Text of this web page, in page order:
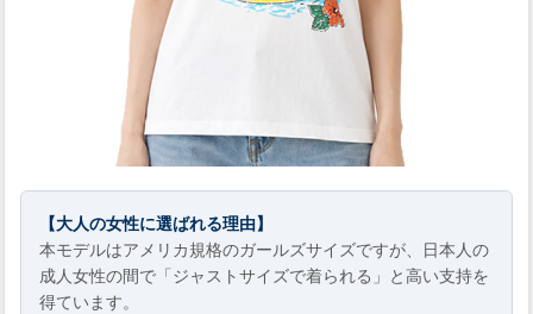
【大人の女性に選ばれる理由】
本モデルはアメリカ規格のガールズサイズですが、日本人の
成人女性の間で「ジャストサイズで着られる」と高い支持を
得ています。